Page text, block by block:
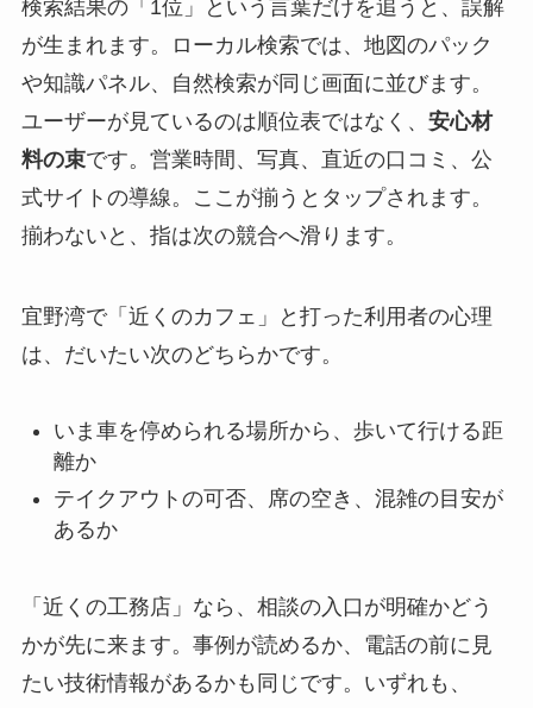
検索結果の「1位」という言葉だけを追うと、誤解
が生まれます。ローカル検索では、地図のパック
や知識パネル、自然検索が同じ画面に並びます。
ユーザーが見ているのは順位表ではなく、 安心材
料の束です。営業時間、写真、直近の口コミ、公
式サイトの導線。ここが揃うとタップされます。
揃わないと、指は次の競合へ滑ります。
宜野湾で「近くのカフェ」と打った利用者の心理
は、だいたい次のどちらかです。
いま車を停められる場所から、歩いて行ける距
離か
テイクアウトの可否、席の空き、混雑の目安が
あるか
「近くの工務店」なら、相談の入口が明確かどう
かが先に来ます。事例が読めるか、電話の前に見
たい技術情報があるかも同じです。いずれも、